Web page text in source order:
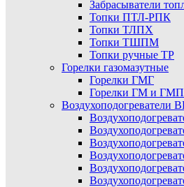
Забрасыватели
Топки ПТЛ-РПК
Топки ТЛПХ
Топки ТШПМ
Топки ручные ТР
Горелки газомазутные
Горелки ГМГ
Горелки ГМ и ГМП
Воздухоподогреватели